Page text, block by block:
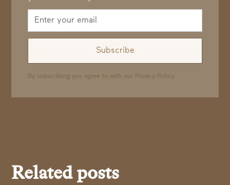
By subscribing you agree to with our Privacy Policy.
Related posts